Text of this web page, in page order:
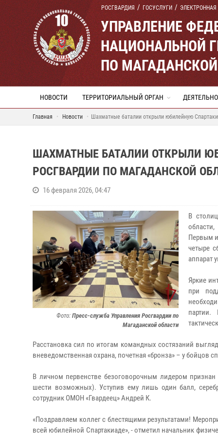
РОСГВАРДИЯ ГОСУСЛУГИ
УПРАВЛЕНИЕ
НАЦИОНАЛЬНОЙ
ПО
НОВОСТИ ТЕРРИТОРИАЛЬНЫЙ ОРГАН
Главная Новости Шахматные баталии открыли юбилейную
ШАХМАТНЫЕ БАТАЛИИ ОТКРЫЛИ
РОСГВАРДИИ ПО МАГАДАНСКОЙ
16 февраля 2026, 04:47
Фото: Пресс-служба Управления Росгвардии по
Магаданской области
В
Первым
четыре
аппарат
Яркие
при
партии.
Расстановка сил по итогам командных состязаний
вневедомственная охрана, почетная «бронза» – у бойцов
В личном первенстве безоговорочным лидером
шести возможных). Уступив ему лишь один балл,
сотрудник ОМОН «Гвардеец» Андрей К.
«Поздравляем коллег с блестящими результатами!
всей юбилейной Спартакиаде», - отметил начальник